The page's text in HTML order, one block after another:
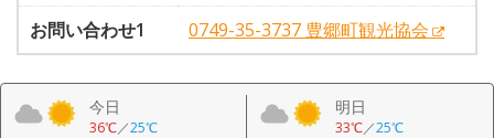
お問い合わせ1
0749-35-3737 豊郷町観光協会
今日
36℃／25℃
明日
33℃／25℃